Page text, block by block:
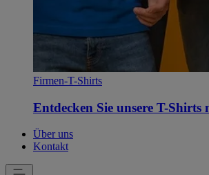
Firmen-T-Shirts
Entdecken Sie unsere T-Shirts
Über uns
Kontakt